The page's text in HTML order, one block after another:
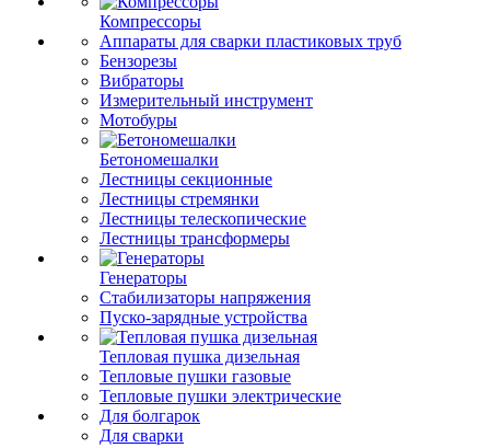
Компрессоры
Аппараты для сварки пластиковых труб
Бензорезы
Вибраторы
Измерительный инструмент
Мотобуры
Бетономешалки
Лестницы секционные
Лестницы стремянки
Лестницы телескопические
Лестницы трансформеры
Генераторы
Стабилизаторы напряжения
Пуско-зарядные устройства
Тепловая пушка дизельная
Тепловые пушки газовые
Тепловые пушки электрические
Для болгарок
Для сварки